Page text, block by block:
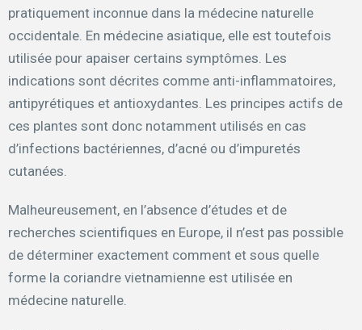
pratiquement inconnue dans la médecine naturelle
occidentale. En médecine asiatique, elle est toutefois
utilisée pour apaiser certains symptômes. Les
indications sont décrites comme anti-inflammatoires,
antipyrétiques et antioxydantes. Les principes actifs de
ces plantes sont donc notamment utilisés en cas
d’infections bactériennes, d’acné ou d’impuretés
cutanées.
Malheureusement, en l’absence d’études et de
recherches scientifiques en Europe, il n’est pas possible
de déterminer exactement comment et sous quelle
forme la coriandre vietnamienne est utilisée en
médecine naturelle.